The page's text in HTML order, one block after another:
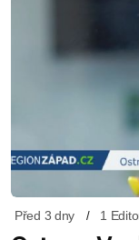
Před 3 dny 1